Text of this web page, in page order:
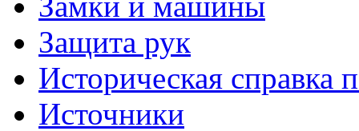
Защита рук
Историческая справка
Источники